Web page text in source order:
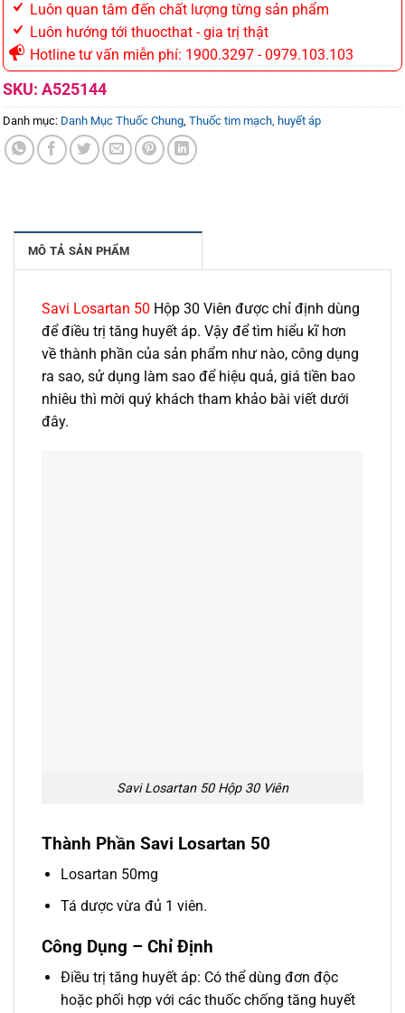
Luôn quan tâm đến chất lượng từng sản phẩm
Luôn hướng tới thuocthat - gia trị thật
Hotline tư vấn miễn phí: 1900.3297 - 0979.103.103
SKU: A525144
Danh mục: Danh Mục Thuốc Chung, Thuốc tim mạch, huyết áp
MÔ TẢ SẢN PHẨM
Savi Losartan 50 Hộp 30 Viên được chỉ định dùng
để điều trị tăng huyết áp. Vậy để tìm hiểu kĩ hơn
về thành phần của sản phẩm như nào, công dụng
ra sao, sử dụng làm sao để hiệu quả, giá tiền bao
nhiêu thì mời quý khách tham khảo bài viết dưới
đây.
Savi Losartan 50 Hộp 30 Viên
Thành Phần Savi Losartan 50
Losartan 50mg
Tá dược vừa đủ 1 viên.
Công Dụng – Chỉ Định
Ðiều trị tăng huyết áp: Có thể dùng đơn độc
hoặc phối hợp với các thuốc chống tăng huyết